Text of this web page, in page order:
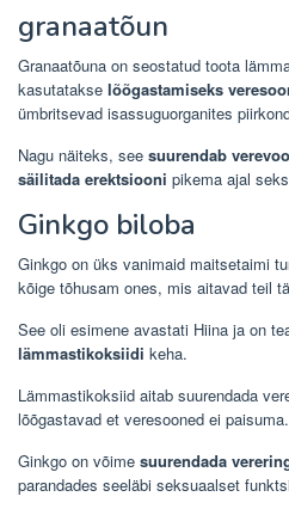
granaatõun
Granaatõuna on seostatud toota
kasutatakse lõõgastamiseks
ümbritsevad isassuguorganites
Nagu näiteks, see suurendab
säilitada erektsiooni pikema ajal
Ginkgo biloba
Ginkgo on üks vanimaid maitsetaimi
kõige tõhusam ones, mis aitavad teil
See oli esimene avastati Hiina ja on
lämmastikoksiidi keha.
Lämmastikoksiid aitab suurendada
lõõgastavad et veresooned ei paisuma.
Ginkgo on võime suurendada
parandades seeläbi seksuaalset